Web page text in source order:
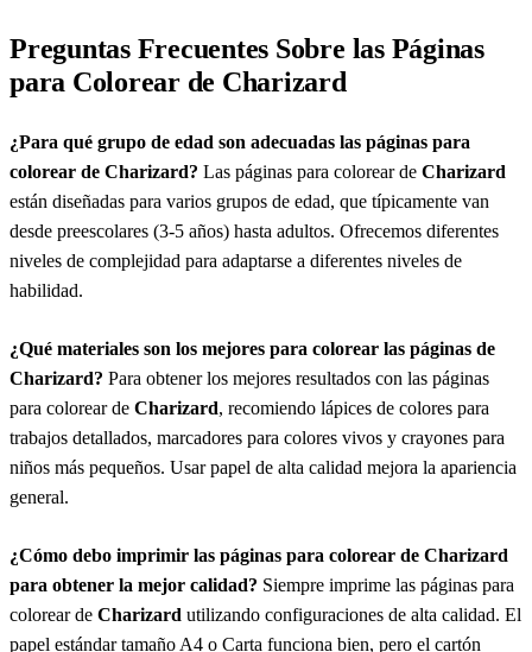
Preguntas Frecuentes Sobre las Páginas
para Colorear de Charizard
¿Para qué grupo de edad son adecuadas las páginas para
colorear de Charizard? Las páginas para colorear de Charizard
están diseñadas para varios grupos de edad, que típicamente van
desde preescolares (3-5 años) hasta adultos. Ofrecemos diferentes
niveles de complejidad para adaptarse a diferentes niveles de
habilidad.
¿Qué materiales son los mejores para colorear las páginas de
Charizard? Para obtener los mejores resultados con las páginas
para colorear de Charizard, recomiendo lápices de colores para
trabajos detallados, marcadores para colores vivos y crayones para
niños más pequeños. Usar papel de alta calidad mejora la apariencia
general.
¿Cómo debo imprimir las páginas para colorear de Charizard
para obtener la mejor calidad? Siempre imprime las páginas para
colorear de Charizard utilizando configuraciones de alta calidad. El
papel estándar tamaño A4 o Carta funciona bien, pero el cartón